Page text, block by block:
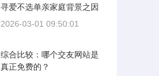
寻爱不选单亲家庭背景之因
2026-03-01 09:50:01
综合比较：哪个交友网站是
真正免费的？